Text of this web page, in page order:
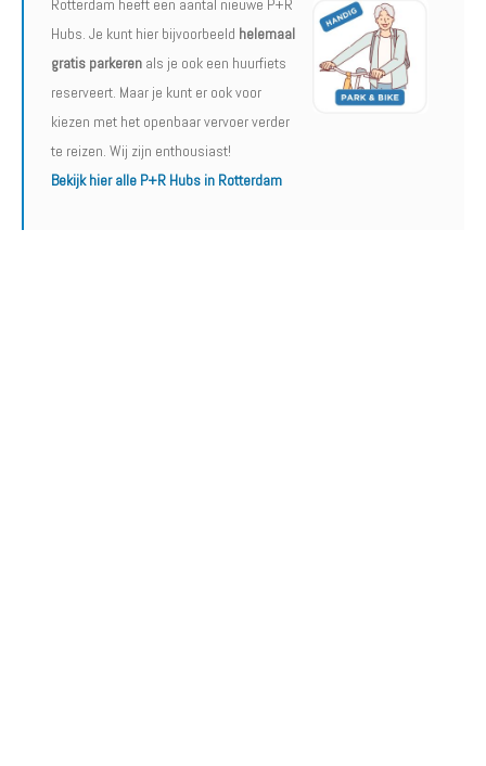
Rotterdam heeft een aantal nieuwe P+R
Hubs. Je kunt hier bijvoorbeeld helemaal
gratis parkeren als je ook een huurfiets
reserveert. Maar je kunt er ook voor
kiezen met het openbaar vervoer verder
te reizen. Wij zijn enthousiast!
Bekijk hier alle P+R Hubs in Rotterdam